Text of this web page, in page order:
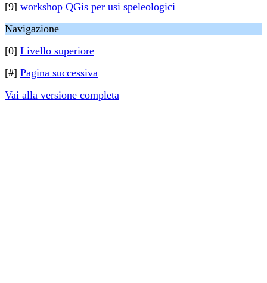
[9] workshop QGis per usi speleologici
Navigazione
[0] Livello superiore
[#] Pagina successiva
Vai alla versione completa